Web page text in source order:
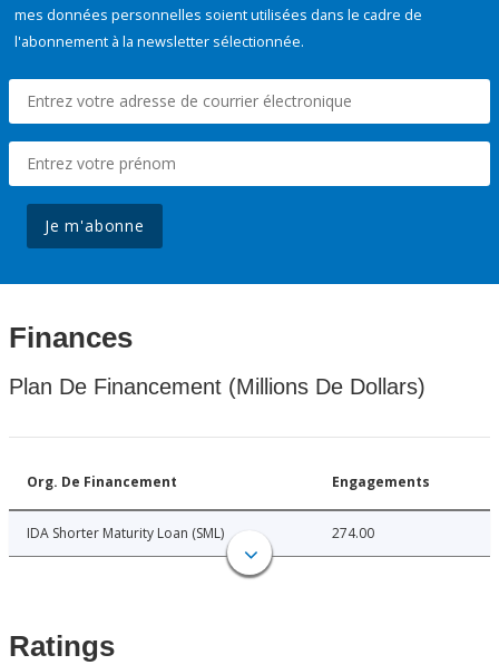
mes données personnelles soient utilisées dans le cadre de
l'abonnement à la newsletter sélectionnée.
Je m'abonne
Finances
Plan De Financement (Millions De Dollars)
Org. De Financement Engagements
IDA Shorter Maturity Loan (SML) 274.00
Ratings